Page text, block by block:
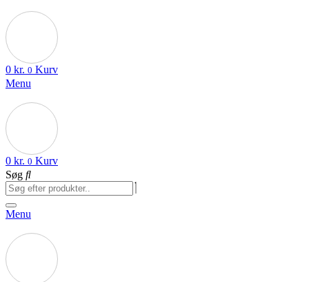
0 kr. 0 Kurv
Menu
0 kr. 0 Kurv
Søg
Menu